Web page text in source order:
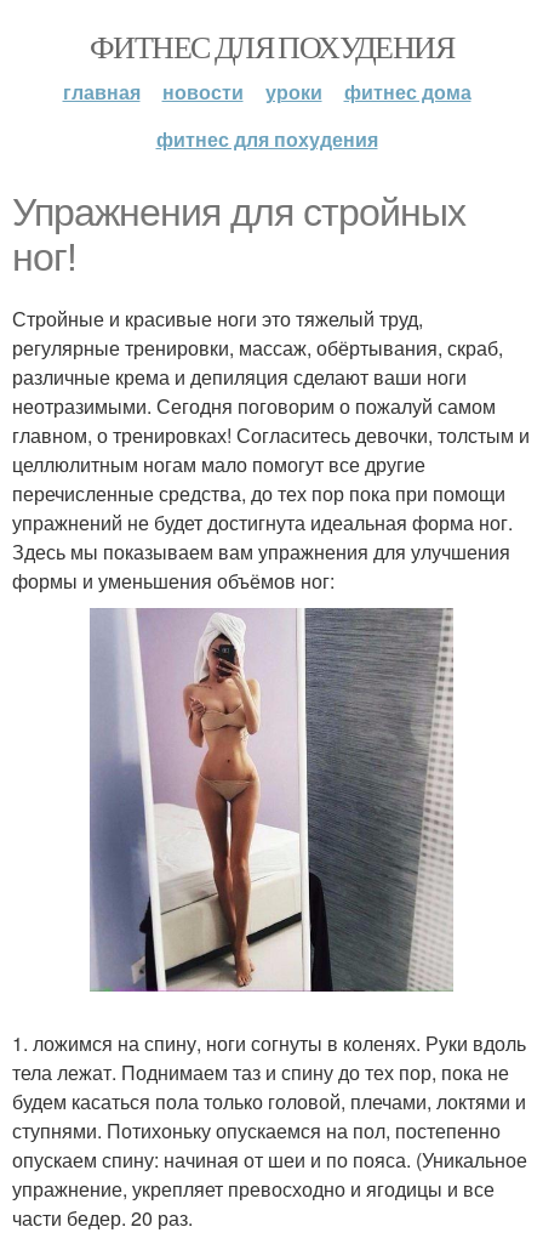
ФИТНЕС ДЛЯ ПОХУДЕНИЯ
главная новости уроки
фитнес дома
фитнес для похудения
Упражнения для стройных
ног!
Стройные и красивые ноги это тяжелый труд,
регулярные тренировки, массаж, обёртывания, скраб,
различные крема и депиляция сделают ваши ноги
неотразимыми. Сегодня поговорим о пожалуй самом
главном, о тренировках! Согласитесь девочки, толстым и
целлюлитным ногам мало помогут все другие
перечисленные средства, до тех пор пока при помощи
упражнений не будет достигнута идеальная форма ног.
Здесь мы показываем вам упражнения для улучшения
формы и уменьшения объёмов ног:
1. ложимся на спину, ноги согнуты в коленях. Руки вдоль
тела лежат. Поднимаем таз и спину до тех пор, пока не
будем касаться пола только головой, плечами, локтями и
ступнями. Потихоньку опускаемся на пол, постепенно
опускаем спину: начиная от шеи и по пояса. (Уникальное
упражнение, укрепляет превосходно и ягодицы и все
части бедер. 20 раз.